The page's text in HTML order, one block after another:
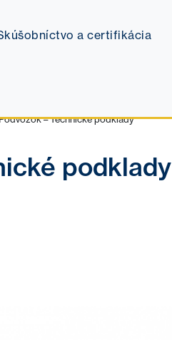
a certifikácia
– Technické podklady
podklady